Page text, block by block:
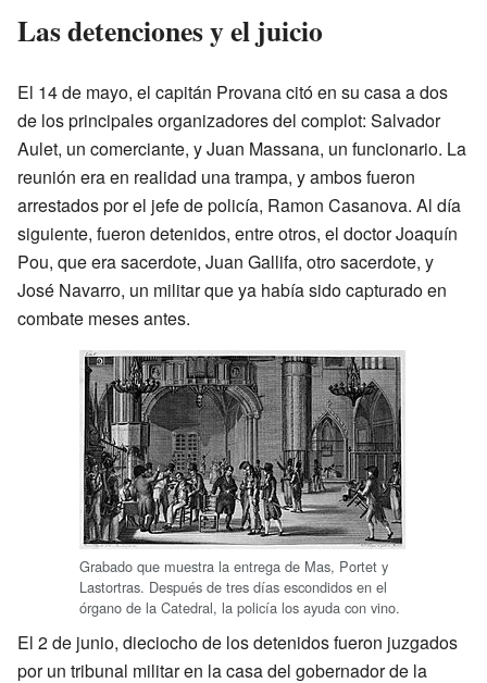
Las detenciones y el juicio
El 14 de mayo, el capitán Provana citó en su casa a dos
de los principales organizadores del complot: Salvador
Aulet, un comerciante, y Juan Massana, un funcionario. La
reunión era en realidad una trampa, y ambos fueron
arrestados por el jefe de policía, Ramon Casanova. Al día
siguiente, fueron detenidos, entre otros, el doctor Joaquín
Pou, que era sacerdote, Juan Gallifa, otro sacerdote, y
José Navarro, un militar que ya había sido capturado en
combate meses antes.
Grabado que muestra la entrega de Mas, Portet y
Lastortras. Después de tres días escondidos en el
órgano de la Catedral, la policía los ayuda con vino.
El 2 de junio, dieciocho de los detenidos fueron juzgados
por un tribunal militar en la casa del gobernador de la